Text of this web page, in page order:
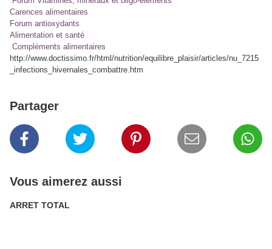
Carences alimentaires
Forum antioxydants
Alimentation et santé
Compléments alimentaires
http://www.doctissimo.fr/html/nutrition/equilibre_plaisir/articles/nu_7215
_infections_hivernales_combattre.htm
Partager
Vous aimerez aussi
ARRET TOTAL